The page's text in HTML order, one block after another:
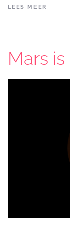
LEES MEER
Mars is